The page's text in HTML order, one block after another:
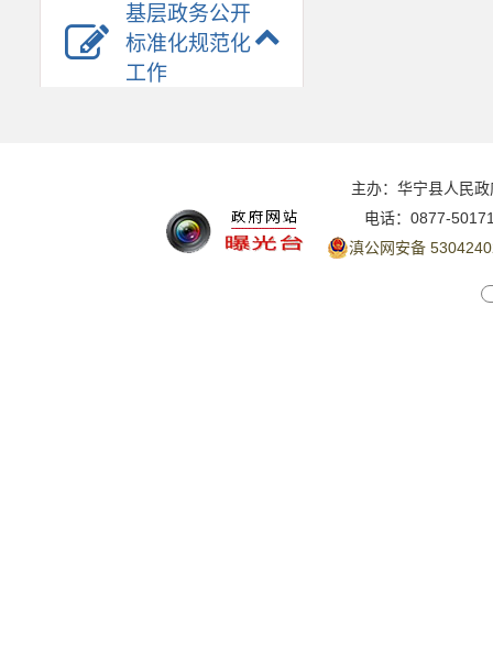
基层政务公开
标准化规范化
工作
主办：华宁县人民
电话：0877-
滇公网安备